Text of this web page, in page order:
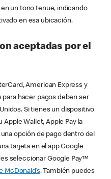
en un tono tenue, indicando
en esa ubicación.
aceptadas por el
American Express y
para hacer pagos deben ser
Si tienes un dispositivo
Apple Wallet, Apple Pay la
opción de pago dentro del
tarjeta en el app Google
seleccionar Google Pay™
McDonald’s. También puedes